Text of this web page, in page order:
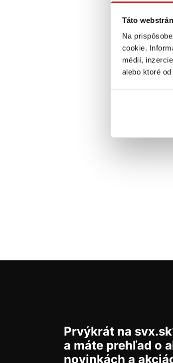
Táto
Na
cookie.
médií,
alebo ktoré
Prvýkrát na
a máte prehľad o
novinkách a